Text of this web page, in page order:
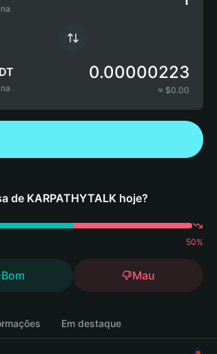
0.00000223
≈ $0.00
de KARPATHYTALK hoje?
50%
Bom Mau
Em destaque